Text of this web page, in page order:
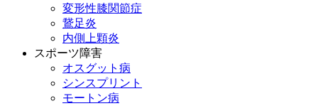
変形性膝関節症
鵞足炎
内側上顆炎
スポーツ障害
オスグット病
シンスプリント
モートン病